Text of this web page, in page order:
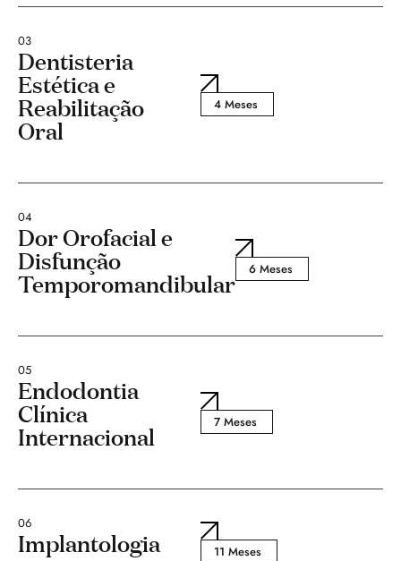
03
Dentisteria
Estética e
Reabilitação
Oral
4 Meses
04
Dor Orofacial e
Disfunção
Temporomandibular 6 Meses
05
Endodontia
Clínica
Internacional 7 Meses
06
Implantologia 11 Meses